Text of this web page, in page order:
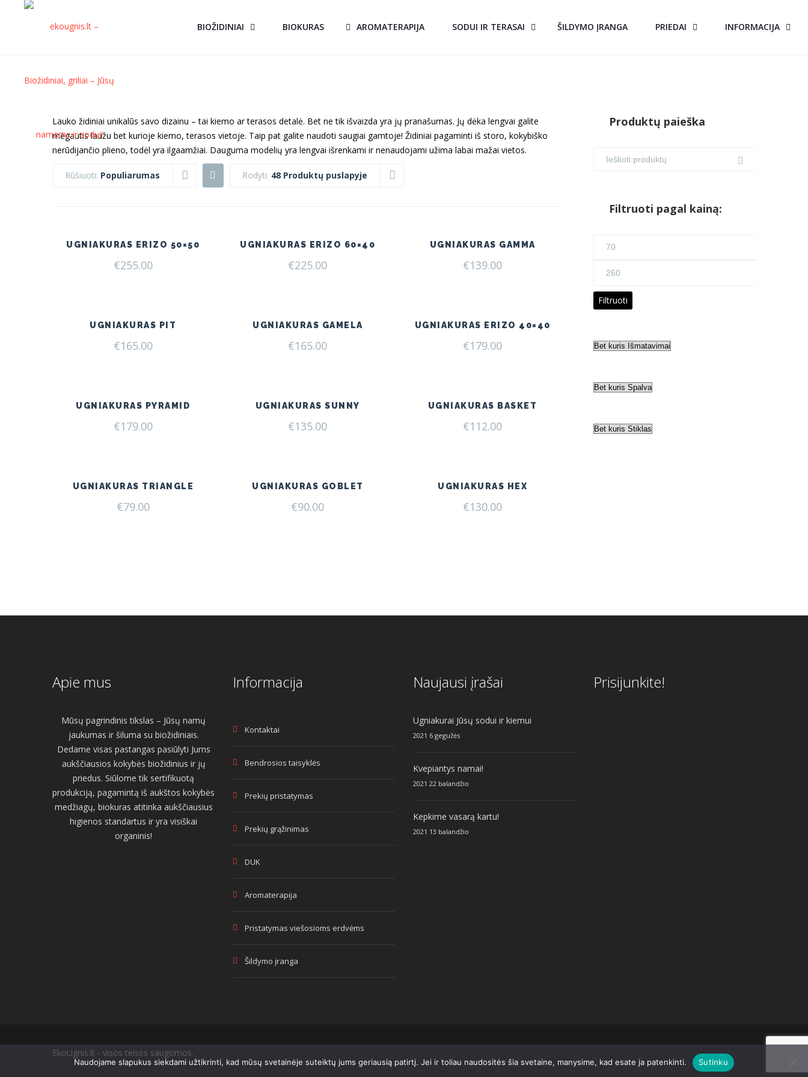
BIOŽIDINIAI BIOKURAS AROMATERAPIJA SODUI IR TERASAI ŠILDYMO ĮRANGA PRIEDAI INFORMACIJA
Lauko židiniai unikalūs savo dizainu – tai kiemo ar terasos detalė. Bet ne tik išvaizda yra jų pranašumas. Jų dėka lengvai galite
mėgautis laužu bet kurioje kiemo, terasos vietoje. Taip pat galite naudoti saugiai gamtoje! Židiniai pagaminti iš storo, kokybiško
nerūdijančio plieno, todėl yra ilgaamžiai. Dauguma modelių yra lengvai išrenkami ir nenaudojami užima labai mažai vietos.
Rūšiuoti: Populiarumas Rodyti: 48 Produktų puslapyje
UGNIAKURAS ERIZO 50×50
€255.00
UGNIAKURAS ERIZO 60×40
€225.00
UGNIAKURAS GAMMA
€139.00
UGNIAKURAS PIT
€165.00
UGNIAKURAS GAMELA
€165.00
UGNIAKURAS ERIZO 40×40
€179.00
UGNIAKURAS PYRAMID
€179.00
UGNIAKURAS SUNNY
€135.00
UGNIAKURAS BASKET
€112.00
UGNIAKURAS TRIANGLE
€79.00
UGNIAKURAS GOBLET
€90.00
UGNIAKURAS HEX
€130.00
Produktų paieška
Filtruoti pagal kainą:
Maks
Filtruoti
Apie mus
Mūsų pagrindinis tikslas – Jūsų namų
jaukumas ir šiluma su biožidiniais.
Dedame visas pastangas pasiūlyti Jums
aukščiausios kokybės biožidinius ir jų
priedus. Siūlome tik sertifikuotą
produkciją, pagamintą iš aukštos kokybės
medžiagų, biokuras atitinka aukščiausius
higienos standartus ir yra visiškai
organinis!
Informacija
Kontaktai
Bendrosios taisyklės
Prekių pristatymas
Prekių grąžinimas
DUK
Aromaterapija
Pristatymas viešosioms erdvėms
Šildymo įranga
Naujausi įrašai
Ugniakurai Jūsų sodui ir kiemui
2021 6 gegužės
Kvepiantys namai!
2021 22 balandžio
Kepkime vasarą kartu!
2021 13 balandžio
Prisijunkite!
EkoUgnis.lt - visos teisės saugomos.
Naudojame slapukus siekdami užtikrinti, kad mūsų svetainėje suteiktų jums geriausią patirtį. Jei ir toliau naudositės šia svetaine, manysime, kad esate ja patenkinti. Sutinku